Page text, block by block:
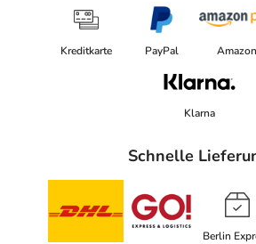
Kreditkarte PayPal Amazon
Klarna
Schnelle
Berlin